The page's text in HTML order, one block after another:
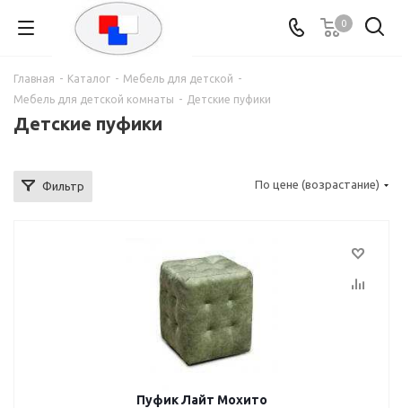
0
Главная - Каталог - Мебель для детской -
Мебель для детской комнаты - Детские пуфики
Детские пуфики
Фильтр По цене (возрастание)
Пуфик Лайт Мохито